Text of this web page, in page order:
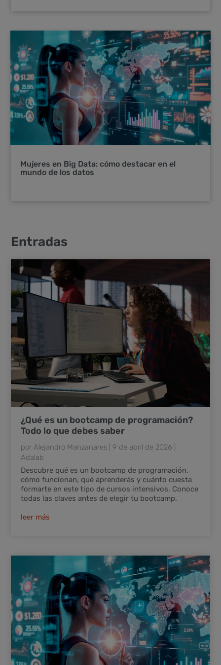
Mujeres en Big Data: cómo destacar en el
mundo de los datos
Entradas
¿Qué es un bootcamp de programación?
Todo lo que debes saber
porAlejandro Manzanares 9 de abril de 2026
Adalab
Descubre qué es un bootcamp de programación,
cómo funcionan, qué aprenderás y cuánto cuesta
formarte en este tipo de cursos intensivos. Conoce
todas las claves antes de elegir tu bootcamp.
leer más